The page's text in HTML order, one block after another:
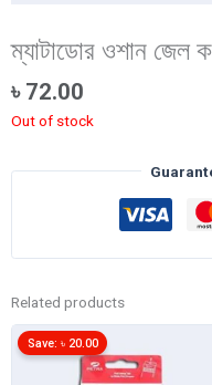
ম্যাটাডোর ওশান
৳ 72.00
Out of stock
Related products
Save: ৳ 20.00